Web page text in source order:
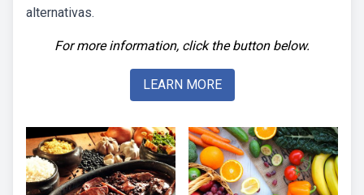
alternativas.
For more information, click the button below.
LEARN MORE